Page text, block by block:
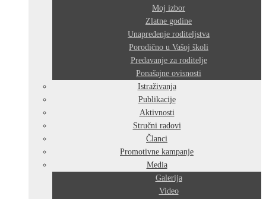
Moj izbor
Zlatne godine
Unapređenje roditeljstva
Porodično u Vašoj školi
Predavanje za roditelje
Ponašajne ovisnosti
Istraživanja
Publikacije
Aktivnosti
Stručni radovi
Članci
Promotivne kampanje
Media
Galerija
Video